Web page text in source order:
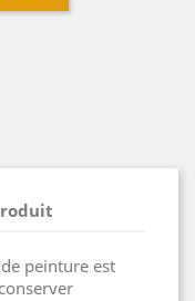
peinture est